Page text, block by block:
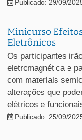
Publicado: 29/09/
Minicurso
Eletrônicos
Os participantes
eletromagnética e
com materiais
alterações que
elétricos e
Publicado: 25/09/